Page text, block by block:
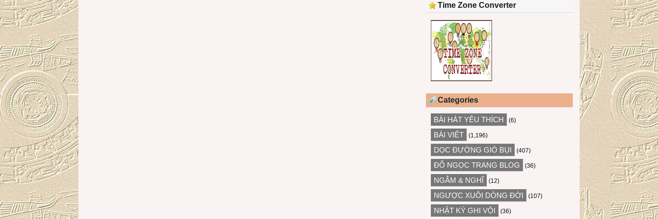
Time Zone Converter
Categories
BÀI HÁT YÊU THÍCH (6)
BÀI VIẾT (1,196)
DỌC ĐƯỜNG GIÓ BỤI (407)
ĐỖ NGỌC TRANG BLOG (36)
NGẪM & NGHĨ (12)
NGƯỢC XUÔI DÒNG ĐỜI (107)
NHẬT KÝ GHI VỘI (36)